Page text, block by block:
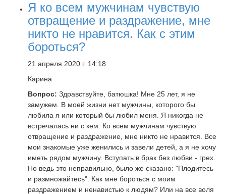
Я ко всем мужчинам чувствую
отвращение и раздражение, мне
никто не нравится. Как с этим
бороться?
21 апреля 2020 г. 14:18
Карина
Вопрос: Здравствуйте, батюшка! Мне 25 лет, я не
замужем. В моей жизни нет мужчины, которого бы
любила я или который бы любил меня. Я никогда не
встречалась ни с кем. Ко всем мужчинам чувствую
отвращение и раздражение, мне никто не нравится. Все
мои знакомые уже женились и завели детей, а я не хочу
иметь рядом мужчину. Вступать в брак без любви - грех.
Но ведь это неправильно, было же сказано: "Плодитесь
и размножайтесь". Как мне бороться с моим
раздражением и ненавистью к людям? Или на все воля